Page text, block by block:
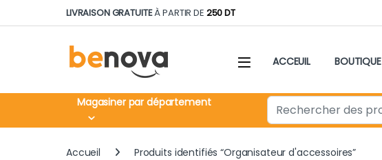
Skip to navigation
Skip to contentLIVRAISON GRATUITEÀ PARTIR DE 250 DT
ACCEUIL BOUTIQUE
Magasiner par département Search for:
Accueil Produits identifiés “Organisateur d'accessoires”